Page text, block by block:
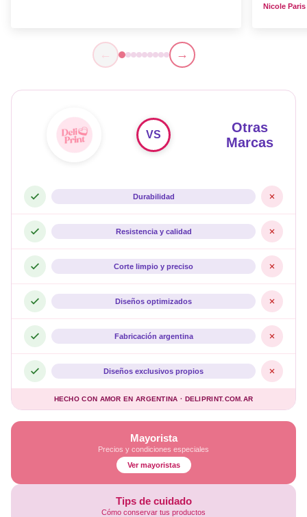
Nicole Paris
← →
Mayorista
Precios y condiciones especiales
Ver mayoristas
Tips de cuidado
Cómo conservar tus productos
Otras
Marcas
VS
Durabilidad
Resistencia y calidad
Corte limpio y preciso
Diseños optimizados
Fabricación argentina
Diseños exclusivos propios
HECHO CON AMOR EN ARGENTINA · DELIPRINT.COM.AR